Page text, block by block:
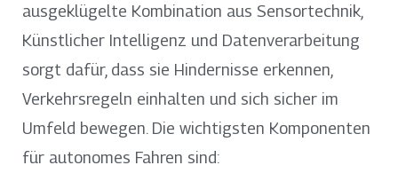
ausgeklügelte Kombination aus Sensortechnik,
Künstlicher Intelligenz und Datenverarbeitung
sorgt dafür, dass sie Hindernisse erkennen,
Verkehrsregeln einhalten und sich sicher im
Umfeld bewegen. Die wichtigsten Komponenten
für autonomes Fahren sind: